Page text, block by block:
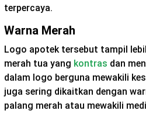
terpercaya.
Warna Merah
Logo apotek tersebut tampil
merah tua yang kontras dan
dalam logo berguna mewakili
juga sering dikaitkan dengan
palang merah atau mewakili